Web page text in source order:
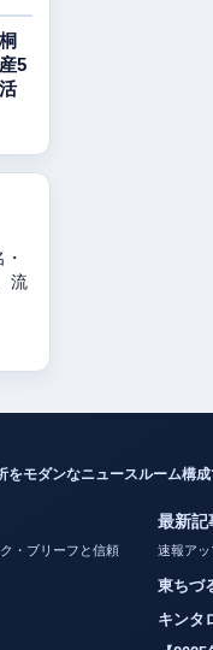
5
ャ
検
モダンなニュースルーム構
最新記
速報アッ
東ちづ